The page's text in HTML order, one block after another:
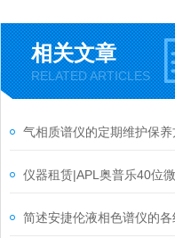
相关文章
RELATED ARTICLES